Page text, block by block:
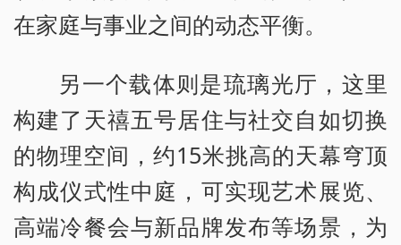
在家庭与事业之间的动态平衡。
另一个载体则是琉璃光厅，这里
构建了天禧五号居住与社交自如切换
的物理空间，约15米挑高的天幕穹顶
构成仪式性中庭，可实现艺术展览、
高端冷餐会与新品牌发布等场景，为